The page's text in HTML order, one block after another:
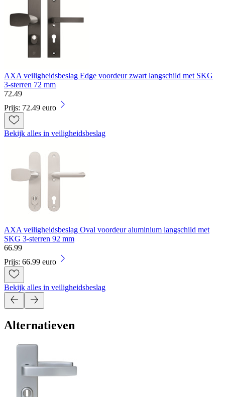
AXA veiligheidsbeslag Edge voordeur zwart langschild met SKG
3-sterren 72 mm
72.49
Prijs: 72.49 euro
Bekijk alles in veiligheidsbeslag
AXA veiligheidsbeslag Oval voordeur aluminium langschild met
SKG 3-sterren 92 mm
66.99
Prijs: 66.99 euro
Bekijk alles in veiligheidsbeslag
Alternatieven